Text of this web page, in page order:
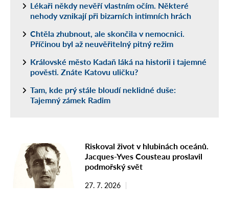
Lékaři někdy nevěří vlastním očím. Některé
nehody vznikají při bizarních intimních hrách
Chtěla zhubnout, ale skončila v nemocnici.
Příčinou byl až neuvěřitelný pitný režim
Královské město Kadaň láká na historii i tajemné
pověsti. Znáte Katovu uličku?
Tam, kde prý stále bloudí neklidné duše:
Tajemný zámek Radim
Riskoval život v hlubinách oceánů.
Jacques-Yves Cousteau proslavil
podmořský svět
27. 7. 2026